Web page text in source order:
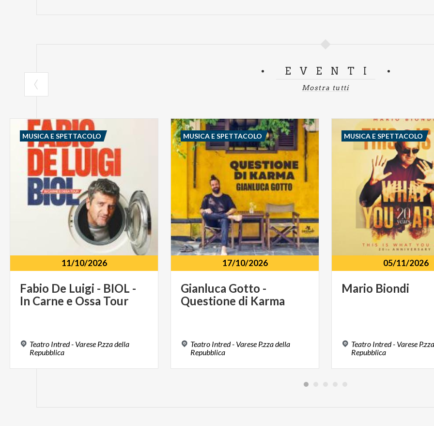
EVENTI
Mostra tutti
11/10/2026
Fabio De Luigi - BIOL -
In Carne e Ossa Tour
Teatro Intred - Varese P.zza della
Repubblica
MUSICA E SPETTACOLO
17/10/2026
Gianluca Gotto -
Questione di Karma
Teatro Intred - Varese P.zza della
Repubblica
MUSICA E SPETTACOLO
05/11/2026
Mario Biondi
Teatro Intred - Varese
Repubblica
MUSICA E SPETTACOLO